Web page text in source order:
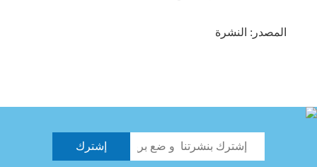
المصدر: النشرة